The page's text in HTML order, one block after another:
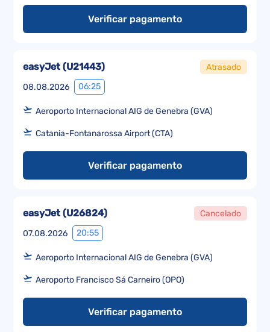
Verificar pagamento
08.08.2026 06:25
easyJet(U21443) Atrasado
Aeroporto Internacional AIG de Genebra (GVA)
Catania-Fontanarossa Airport (CTA)
Verificar pagamento
07.08.2026 20:55
easyJet(U26824) Cancelado
Aeroporto Internacional AIG de Genebra (GVA)
Aeroporto Francisco Sá Carneiro (OPO)
Verificar pagamento